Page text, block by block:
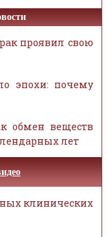
проявил свою
эпохи: почему
обмен веществ
лет
клинических